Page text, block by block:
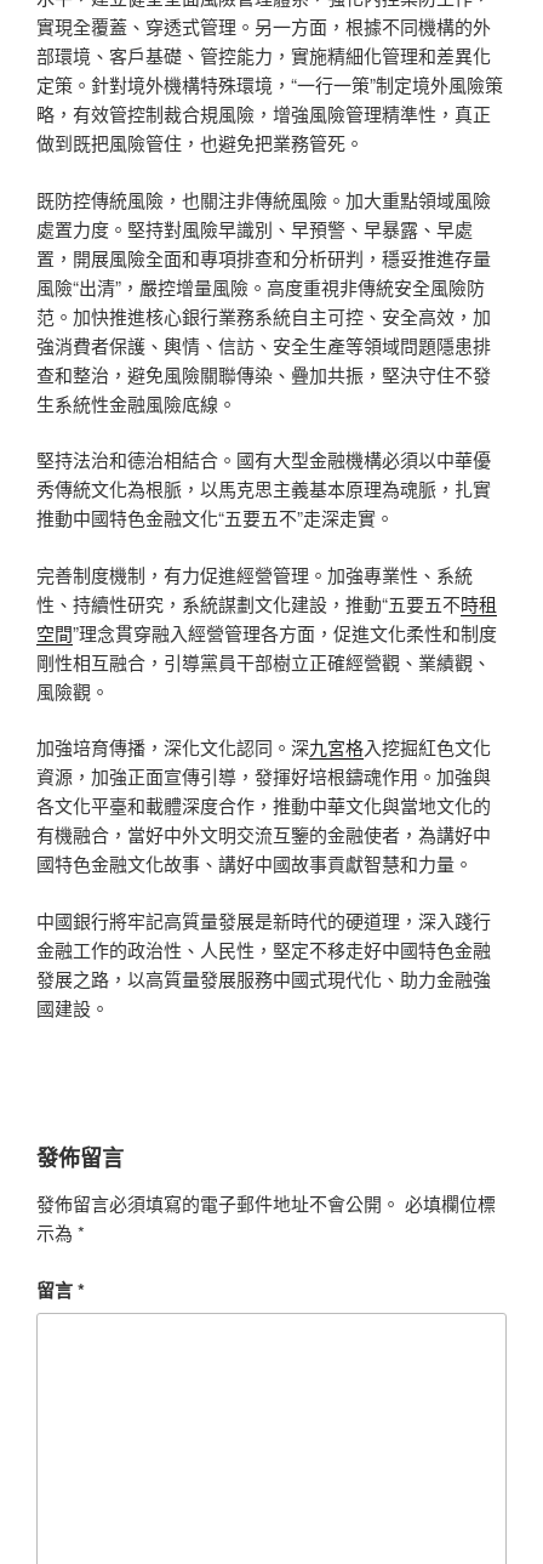
實現全覆蓋、穿透式管理。另一方面，根據不同機構的外
部環境、客戶基礎、管控能力，實施精細化管理和差異化
定策。針對境外機構特殊環境，“一行一策”制定境外風險策
略，有效管控制裁合規風險，增強風險管理精準性，真正
做到既把風險管住，也避免把業務管死。
既防控傳統風險，也關注非傳統風險。加大重點領域風險
處置力度。堅持對風險早識別、早預警、早暴露、早處
置，開展風險全面和專項排查和分析研判，穩妥推進存量
風險“出清”，嚴控增量風險。高度重視非傳統安全風險防
范。加快推進核心銀行業務系統自主可控、安全高效，加
強消費者保護、輿情、信訪、安全生產等領域問題隱患排
查和整治，避免風險關聯傳染、疊加共振，堅決守住不發
生系統性金融風險底線。
堅持法治和德治相結合。國有大型金融機構必須以中華優
秀傳統文化為根脈，以馬克思主義基本原理為魂脈，扎實
推動中國特色金融文化“五要五不”走深走實。
完善制度機制，有力促進經營管理。加強專業性、系統
性、持續性研究，系統謀劃文化建設，推動“五要五不時租
空間”理念貫穿融入經營管理各方面，促進文化柔性和制度
剛性相互融合，引導黨員干部樹立正確經營觀、業績觀、
風險觀。
加強培育傳播，深化文化認同。深九宮格入挖掘紅色文化
資源，加強正面宣傳引導，發揮好培根鑄魂作用。加強與
各文化平臺和載體深度合作，推動中華文化與當地文化的
有機融合，當好中外文明交流互鑒的金融使者，為講好中
國特色金融文化故事、講好中國故事貢獻智慧和力量。
中國銀行將牢記高質量發展是新時代的硬道理，深入踐行
金融工作的政治性、人民性，堅定不移走好中國特色金融
發展之路，以高質量發展服務中國式現代化、助力金融強
國建設。
發佈留言
發佈留言必須填寫的電子郵件地址不會公開。 必填欄位標
示為 *
留言*